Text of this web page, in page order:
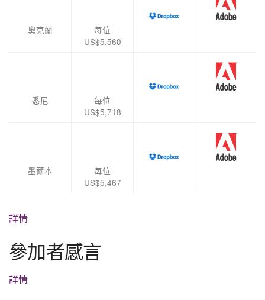
奧克蘭
每位
US$5,560
悉尼
每位
US$5,718
墨爾本
每位
US$5,467
詳情
參加者感言
詳情